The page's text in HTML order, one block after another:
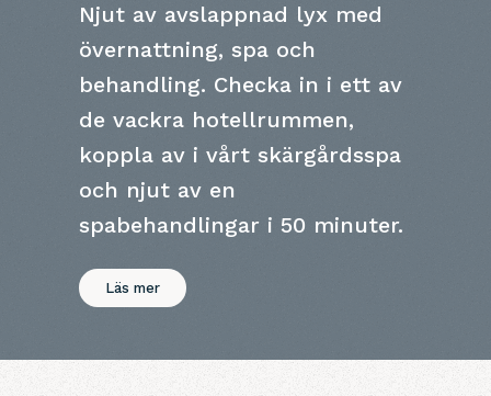
Njut av avslappnad lyx med
övernattning, spa och
behandling. Checka in i ett av
de vackra hotellrummen,
koppla av i vårt skärgårdsspa
och njut av en
spabehandlingar i 50 minuter.
Läs mer